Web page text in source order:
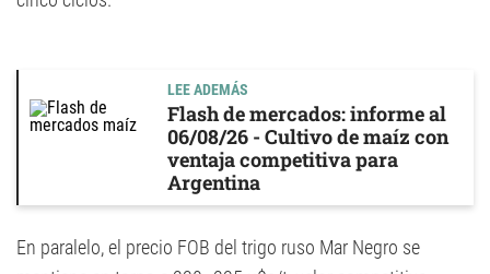
LEE ADEMÁS
Flash de mercados: informe al
06/08/26 - Cultivo de maíz con
ventaja competitiva para
Argentina
En paralelo, el precio FOB del trigo ruso Mar Negro se